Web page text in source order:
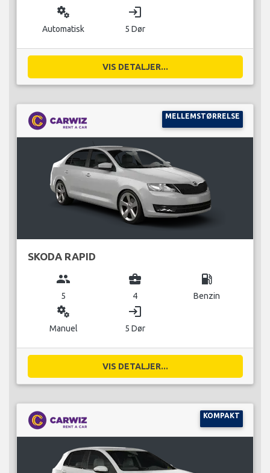
miscellaneous_services
Automatisk
login
5 Dør
VIS DETALJER...
MELLEMSTØRRELSE
SKODA RAPID
group
5
business_center
4
local_gas_station
Benzin
miscellaneous_services
Manuel
login
5 Dør
VIS DETALJER...
KOMPAKT